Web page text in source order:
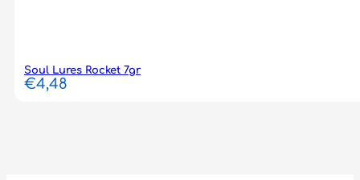
Soul Lures Rocket 7gr
€4,48